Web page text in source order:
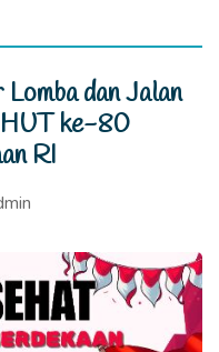
dan Jalan
HUT ke-80
RI